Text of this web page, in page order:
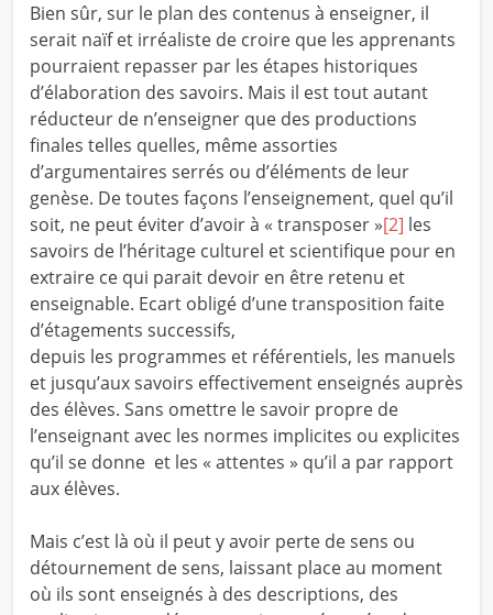
Bien sûr, sur le plan des contenus à enseigner, il
serait naïf et irréaliste de croire que les apprenants
pourraient repasser par les étapes historiques
d’élaboration des savoirs. Mais il est tout autant
réducteur de n’enseigner que des productions
finales telles quelles, même assorties
d’argumentaires serrés ou d’éléments de leur
genèse. De toutes façons l’enseignement, quel qu’il
soit, ne peut éviter d’avoir à « transposer »[2] les
savoirs de l’héritage culturel et scientifique pour en
extraire ce qui parait devoir en être retenu et
enseignable. Ecart obligé d’une transposition faite
d’étagements successifs,
depuis les programmes et référentiels, les manuels
et jusqu’aux savoirs effectivement enseignés auprès
des élèves. Sans omettre le savoir propre de
l’enseignant avec les normes implicites ou explicites
qu’il se donne et les « attentes » qu’il a par rapport
aux élèves.
Mais c’est là où il peut y avoir perte de sens ou
détournement de sens, laissant place au moment
où ils sont enseignés à des descriptions, des